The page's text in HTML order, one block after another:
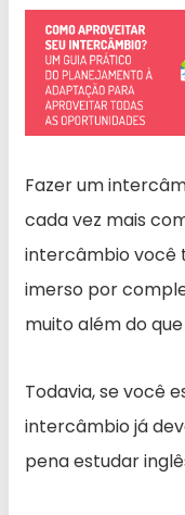
Fazer um
cada vez mais
intercâmbio você
imerso por
muito além do
Todavia, se você
intercâmbio já
pena estudar